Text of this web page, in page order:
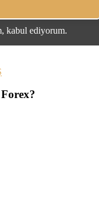
kabul ediyorum.